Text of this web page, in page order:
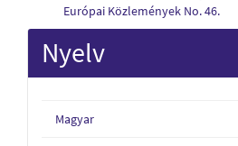
Európai Közlemények No. 46.
Nyelv
Magyar